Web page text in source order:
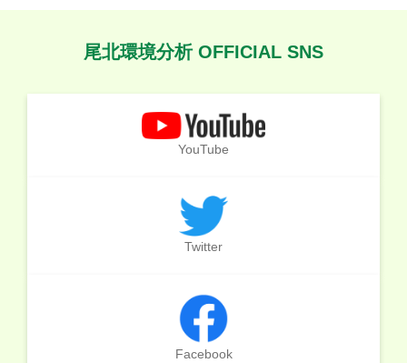
尾北環境分析 OFFICIAL SNS
YouTube
Twitter
Facebook